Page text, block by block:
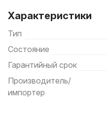
Характеристики
Тип
Состояние
Гарантийный срок
Производитель/
импортер